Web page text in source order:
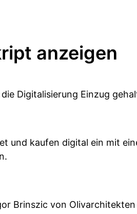
anzeigen
Digitalisierung Einzug
und kaufen digital ein mit
Brinszic von